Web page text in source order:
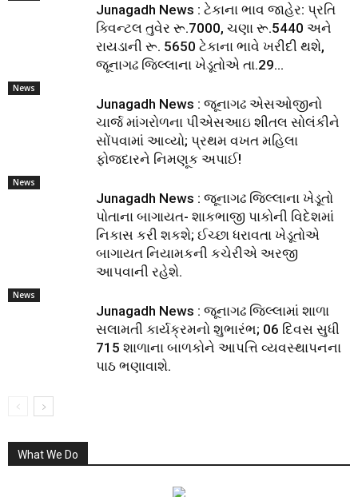
Junagadh News : ટેકાના ભાવ જાહેર: પ્રતિ
ક્વિન્ટલ તુવેર રૂ.7000, ચણા રૂ.5440 અને
રાયડાની રૂ. 5650 ટેકાના ભાવે ખરીદી થશે,
જૂનાગઢ જિલ્લાના ખેડૂતોએ તા.29...
News
Junagadh News : જૂનાગઢ એસઓજીનો
ચાર્જ માંગરોળના પીએસઆઇ શીતલ સોલંકીને
સોંપવામાં આવ્યો; પ્રથમ વખત મહિલા
ફોજદારને નિમણૂક અપાઈ!
News
Junagadh News : જૂનાગઢ જિલ્લાના ખેડૂતો
પોતાના બાગાયત- શાકભાજી પાકોની વિદેશમાં
નિકાસ કરી શકશે; ઈચ્છા ધરાવતા ખેડૂતોએ
બાગાયત નિયામકની કચેરીએ અરજી
આપવાની રહેશે.
News
Junagadh News : જૂનાગઢ જિલ્લામાં શાળા
સલામતી કાર્યક્રમનો શુભારંભ; 06 દિવસ સુધી
715 શાળાના બાળકોને આપત્તિ વ્યવસ્થાપનના
પાઠ ભણાવાશે.
What We Do